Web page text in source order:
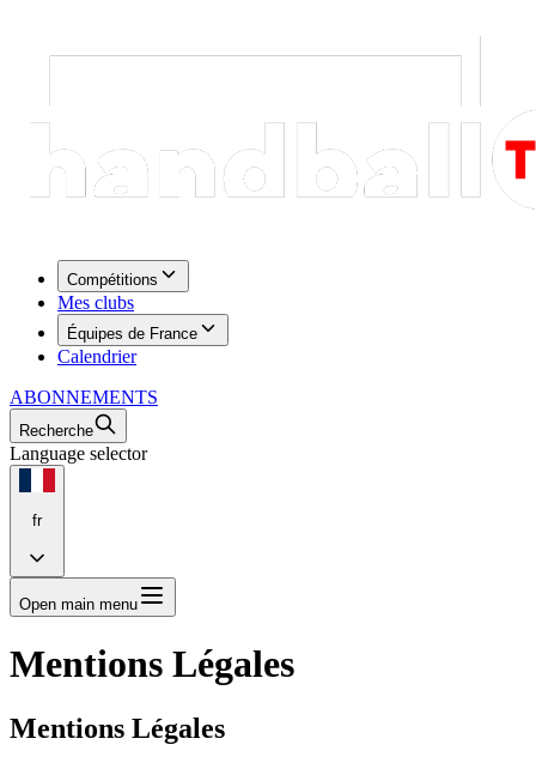
Compétitions
Mes clubs
Équipes de France
Calendrier
ABONNEMENTS
Recherche
Language selector
fr
Open main menu
Mentions Légales
Mentions Légales